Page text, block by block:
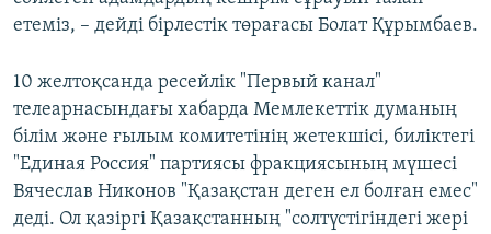
етеміз, – дейді бірлестік төрағасы Болат Құрымбаев.
10 желтоқсанда ресейлік "Первый канал"
телеарнасындағы хабарда Мемлекеттік думаның
білім және ғылым комитетінің жетекшісі, биліктегі
"Единая Россия" партиясы фракциясының мүшесі
Вячеслав Никонов "Қазақстан деген ел болған емес"
деді. Ол қазіргі Қазақстанның "солтүстігіндегі жері